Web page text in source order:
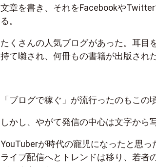
文章を書き、それをFacebookや
る。
たくさんの人気ブログがあった。耳目
持て囃され、何冊もの書籍が出版された
「ブログで稼ぐ」が流行ったのもこの
しかし、やがて発信の中心は文字から
YouTuberが時代の寵児になったと思
ライブ配信へとトレンドは移り、若者